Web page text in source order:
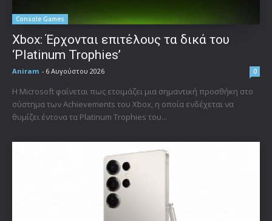
Console Games
Xbox: Έρχονται επιτέλους τα δικά του
‘Platinum Trophies’
Aniram - 6 Αυγούστου 2026 0
Η Microsoft φαίνεται πως ετοιμάζει μια σημαντική προσθήκη στο
σύστημα των Achievements του Xbox, η οποία ενδέχεται να
θυμίζει έντονα τα Platinum Trophies του...